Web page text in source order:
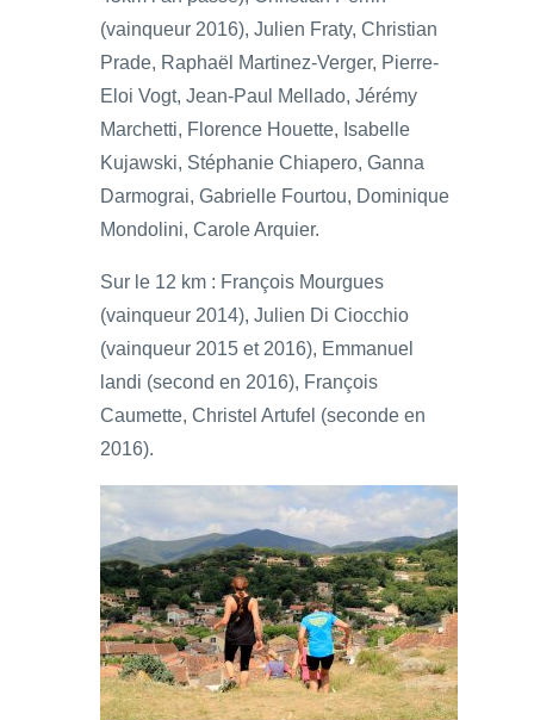
(vainqueur 2016), Julien Fraty, Christian
Prade, Raphaël Martinez-Verger, Pierre-
Eloi Vogt, Jean-Paul Mellado, Jérémy
Marchetti, Florence Houette, Isabelle
Kujawski, Stéphanie Chiapero, Ganna
Darmograi, Gabrielle Fourtou, Dominique
Mondolini, Carole Arquier.
Sur le 12 km : François Mourgues
(vainqueur 2014), Julien Di Ciocchio
(vainqueur 2015 et 2016), Emmanuel
landi (second en 2016), François
Caumette, Christel Artufel (seconde en
2016).